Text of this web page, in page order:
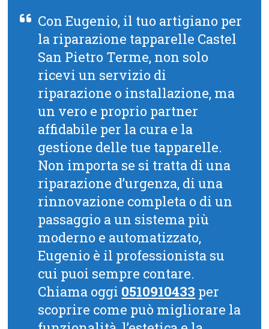
Con Eugenio, il tuo artigiano per
la riparazione tapparelle Castel
San Pietro Terme, non solo
ricevi un servizio di
riparazione o installazione, ma
un vero e proprio partner
affidabile per la cura e la
gestione delle tue tapparelle.
Non importa se si tratta di una
riparazione d’urgenza, di una
rinnovazione completa o di un
passaggio a un sistema più
moderno e automatizzato,
Eugenio è il professionista su
cui puoi sempre contare.
Chiama oggi 0510910433 per
scoprire come può migliorare la